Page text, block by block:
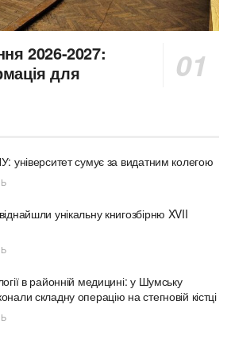
2026-2027:
для
університет сумує за видатним колегою
унікальну книгозбірню XVII
в районній медицині: у Шумську
складну операцію на стегновій кістці